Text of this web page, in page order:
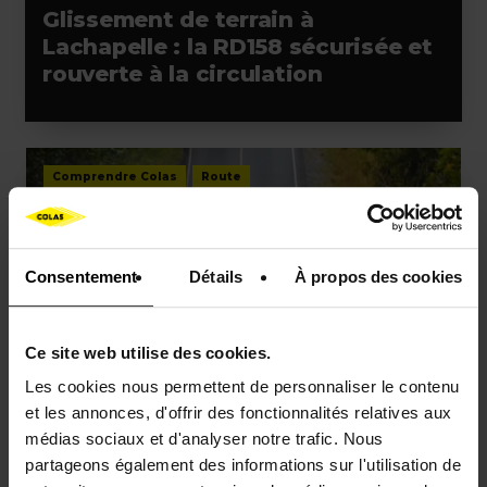
Consentement Détails À propos des cookies
Ce site web utilise des cookies.
Les cookies nous permettent de personnaliser le contenu
et les annonces, d'offrir des fonctionnalités relatives aux
médias sociaux et d'analyser notre trafic. Nous
partageons également des informations sur l'utilisation de
Glissement de terrain à
Lachapelle : la RD158 sécurisée et
rouverte à la circulation
Comprendre Colas Route
Aménagement des territoires
ACTUALITÉS
Colas France se dévoile en vidéo :
un acteur au service des
territoires